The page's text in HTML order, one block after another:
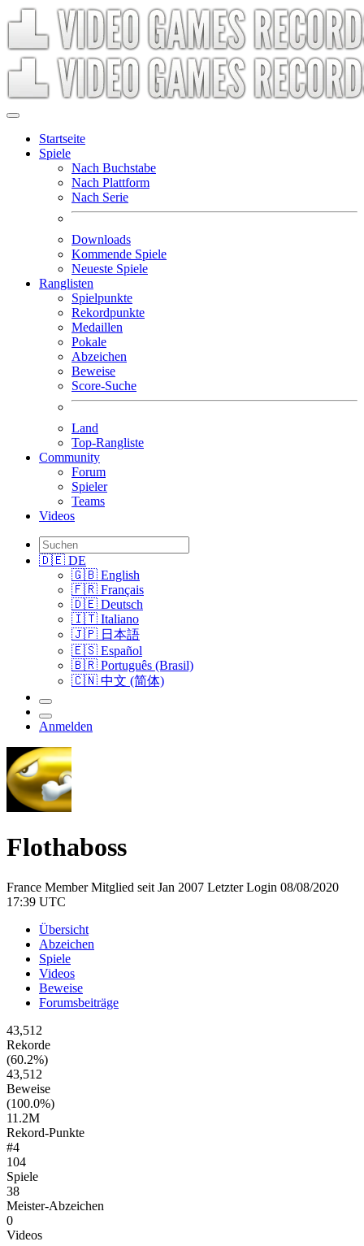
Startseite
Spiele
Nach Buchstabe
Nach Plattform
Nach Serie
Downloads
Kommende Spiele
Neueste Spiele
Ranglisten
Spielpunkte
Rekordpunkte
Medaillen
Pokale
Abzeichen
Beweise
Score-Suche
Land
Top-Rangliste
Community
Forum
Spieler
Teams
Videos
🇩🇪 DE
🇬🇧 English
🇫🇷 Français
🇩🇪 Deutsch
🇮🇹 Italiano
🇯🇵 日本語
🇪🇸 Español
🇧🇷 Português (Brasil)
🇨🇳 中文 (简体)
Anmelden
Flothaboss
France MemberMitglied seit Jan 2007 Letzter Login 08/08/2020
17:39 UTC
Übersicht
Abzeichen
Spiele
Videos
Beweise
Forumsbeiträge
43,512
Rekorde
(60.2%)
43,512
Beweise
(100.0%)
11.2M
Rekord-Punkte
#4
104
Spiele
38
Meister-Abzeichen
0
Videos